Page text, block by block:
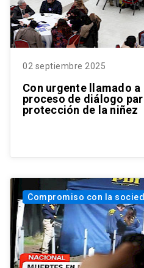
02 septiembre 2025
Con urgente llamado
proceso de diálogo
protección de la niñez
Compromiso con la